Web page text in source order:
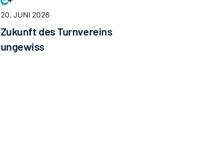
20. JUNI 2026
Zukunft des Turnvereins
ungewiss